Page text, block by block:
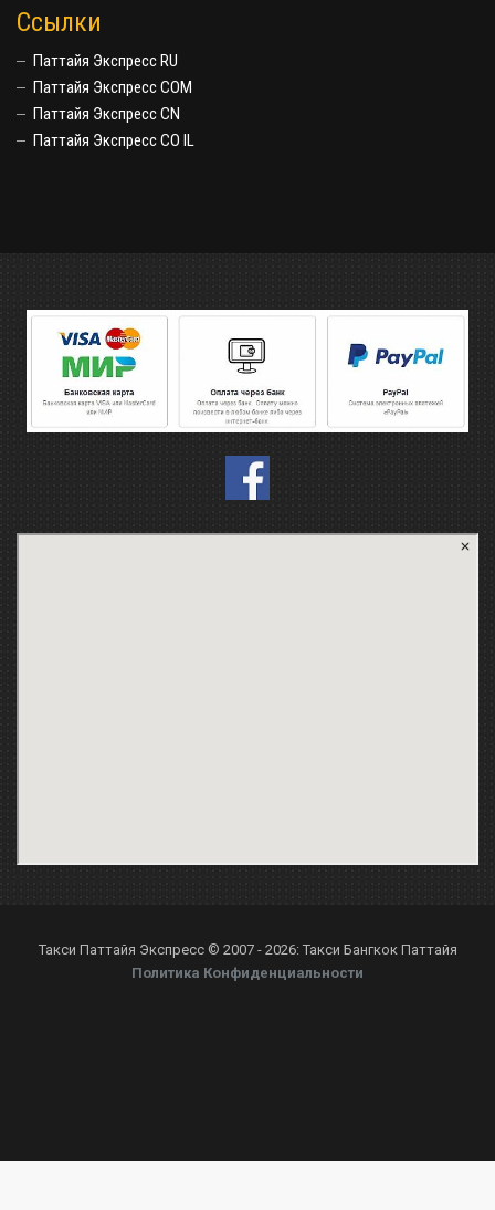
Ссылки
Паттайя Экспресс RU
Паттайя Экспресс COM
Паттайя Экспресс CN
Паттайя Экспресс CO IL
Такси Паттайя Экспресс © 2007 - 2026: Такси Бангкок Паттайя
Политика Конфиденциальности